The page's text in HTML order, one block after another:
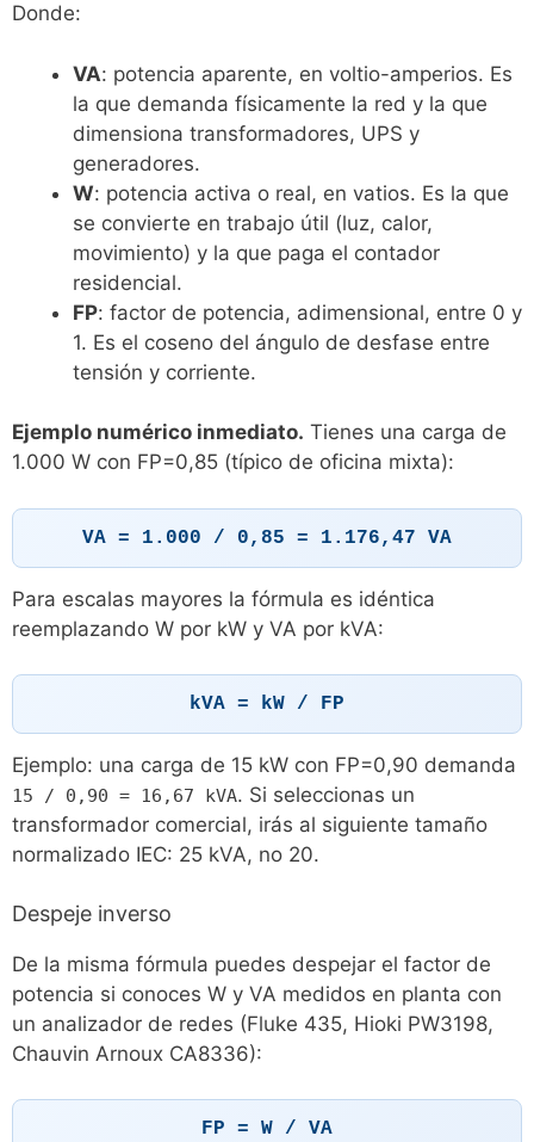
Donde:
VA: potencia aparente, en voltio-amperios. Es
la que demanda físicamente la red y la que
dimensiona transformadores, UPS y
generadores.
W: potencia activa o real, en vatios. Es la que
se convierte en trabajo útil (luz, calor,
movimiento) y la que paga el contador
residencial.
FP: factor de potencia, adimensional, entre 0 y
1. Es el coseno del ángulo de desfase entre
tensión y corriente.
Ejemplo numérico inmediato. Tienes una carga de
1.000 W con FP=0,85 (típico de oficina mixta):
VA = 1.000 / 0,85 = 1.176,47 VA
Para escalas mayores la fórmula es idéntica
reemplazando W por kW y VA por kVA:
kVA = kW / FP
Ejemplo: una carga de 15 kW con FP=0,90 demanda
15 / 0,90 = 16,67 kVA. Si seleccionas un
transformador comercial, irás al siguiente tamaño
normalizado IEC: 25 kVA, no 20.
Despeje inverso
De la misma fórmula puedes despejar el factor de
potencia si conoces W y VA medidos en planta con
un analizador de redes (Fluke 435, Hioki PW3198,
Chauvin Arnoux CA8336):
FP = W / VA